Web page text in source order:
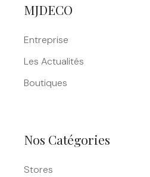
MJDECO
Entreprise
Les Actualités
Boutiques
Nos Catégories
Stores